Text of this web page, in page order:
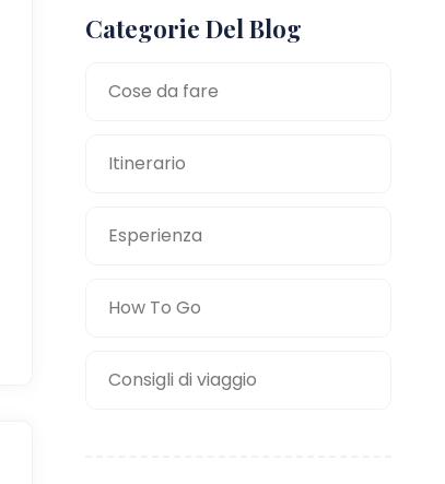
Categorie Del Blog
Cose da fare
Itinerario
Esperienza
How To Go
Consigli di viaggio